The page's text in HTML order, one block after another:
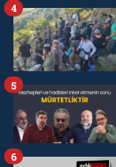
4
5
6